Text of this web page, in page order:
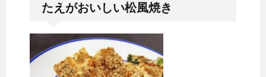
たえがおいしい松風焼き